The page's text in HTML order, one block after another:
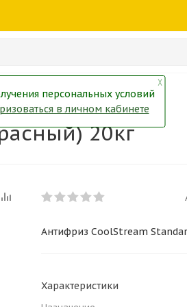
(-40) (красный) 20кг
20кг
Антифриз CoolStream
Характеристики
╳
персональных условий
в личном кабинете